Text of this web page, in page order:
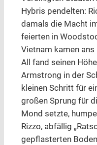
Hybris pendelten:
damals die Macht
feierten in
Vietnam kamen
All fand seinen
Armstrong in der
kleinen Schritt für
großen Sprung für
Mond setzte,
Rizzo, abfällig
gepflasterten